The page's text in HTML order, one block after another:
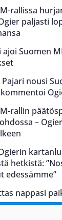
rallissa
paljasti
ajoi Suomen
Pajari nousi
rallin
–
hetkistä:
edessämme”
nappasi